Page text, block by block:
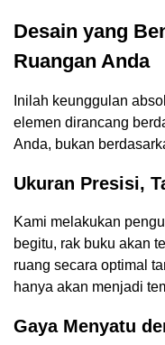
Desain yang
Ruangan Anda
Inilah keunggulan
elemen dirancang
Anda, bukan
Ukuran Presisi,
Kami melakukan
begitu, rak buku akan
ruang secara optimal
hanya akan menjadi
Gaya Menyatu